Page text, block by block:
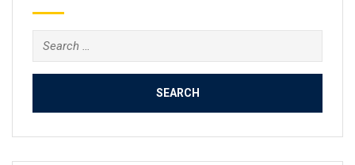
Search
for: